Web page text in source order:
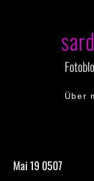
Über
Mai 19 0507